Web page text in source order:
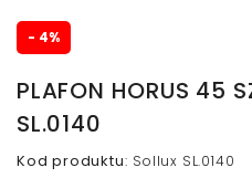
- 4%
PLAFON HORUS 45
SL.0140
Kod produktu: Sollux SL.0140